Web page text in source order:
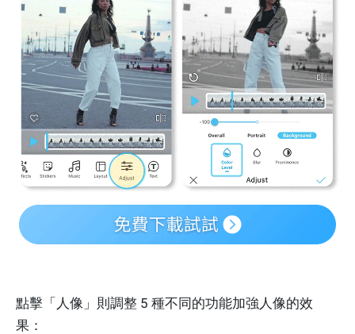
點擊「人像」則調整 5 種不同的功能加強人像的效
果：